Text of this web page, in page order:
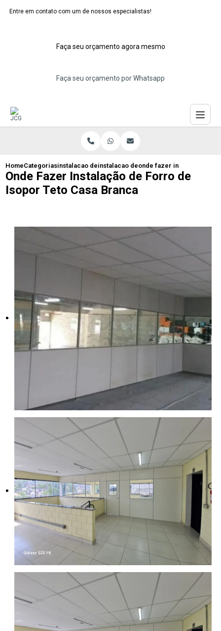
Entre em contato com um de nossos especialistas!
Faça seu orçamento agora mesmo
Faça seu orçamento por Whatsapp
HomeCategoriasinstalacao de forros de isopor
instalacao de forro de isopor teto
onde fazer instalacao de
Onde Fazer Instalação de Forro de
Isopor Teto Casa Branca